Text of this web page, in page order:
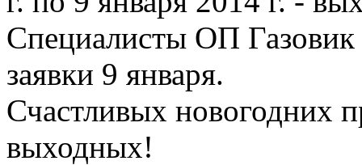
Специалисты ОП
заявки 9 января.
Счастливых новогодних
выходных!